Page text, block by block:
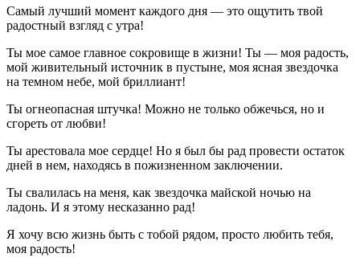
Самый лучший момент каждого дня — это ощутить твой
радостный взгляд с утра!
Ты мое самое главное сокровище в жизни! Ты — моя радость,
мой живительный источник в пустыне, моя ясная звездочка
на темном небе, мой бриллиант!
Ты огнеопасная штучка! Можно не только обжечься, но и
сгореть от любви!
Ты арестовала мое сердце! Но я был бы рад провести остаток
дней в нем, находясь в пожизненном заключении.
Ты свалилась на меня, как звездочка майской ночью на
ладонь. И я этому несказанно рад!
Я хочу всю жизнь быть с тобой рядом, просто любить тебя,
моя радость!